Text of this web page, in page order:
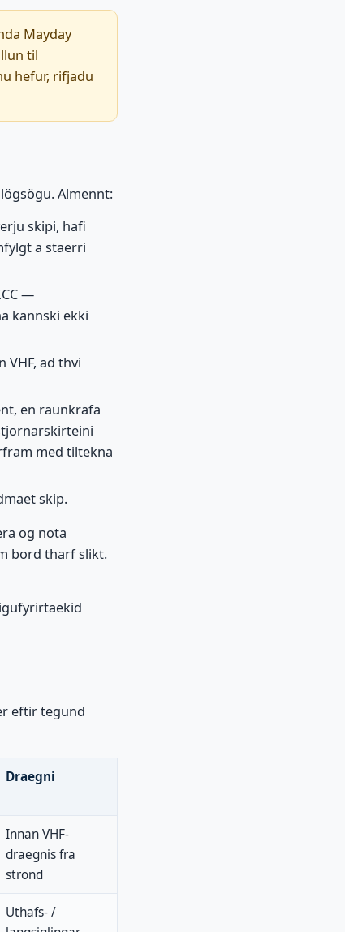
Mayday
til
hefur, rifjadu
Almennt:
skipi, hafi
a staerri
—
kannski ekki
ad thvi
en raunkrafa
med tiltekna
skip.
og nota
bord tharf slikt.
eftir tegund
Draegni
Innan VHF-
draegnis fra
strond
Uthafs- /